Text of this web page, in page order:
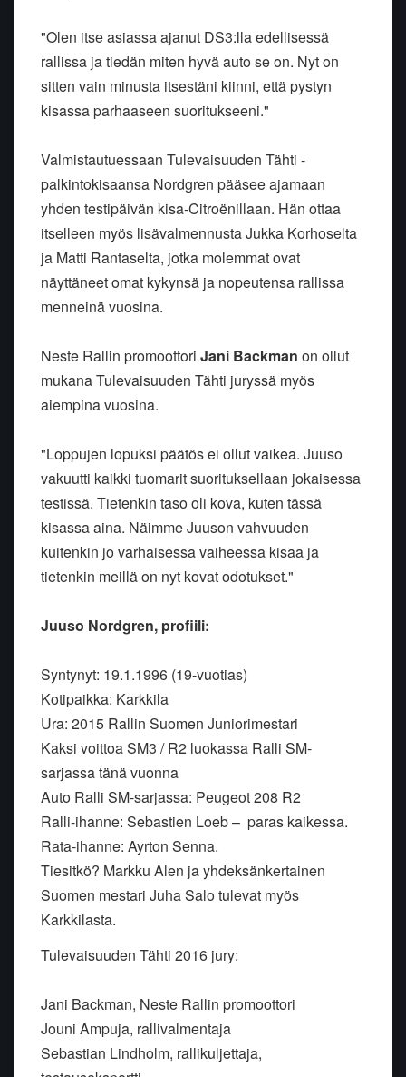
"Olen itse asiassa ajanut DS3:lla edellisessä
rallissa ja tiedän miten hyvä auto se on. Nyt on
sitten vain minusta itsestäni kiinni, että pystyn
kisassa parhaaseen suoritukseeni."
Valmistautuessaan Tulevaisuuden Tähti -
palkintokisaansa Nordgren pääsee ajamaan
yhden testipäivän kisa-Citroënillaan. Hän ottaa
itselleen myös lisävalmennusta Jukka Korhoselta
ja Matti Rantaselta, jotka molemmat ovat
näyttäneet omat kykynsä ja nopeutensa rallissa
menneinä vuosina.
Neste Rallin promoottori Jani Backman on ollut
mukana Tulevaisuuden Tähti juryssä myös
aiempina vuosina.
"Loppujen lopuksi päätös ei ollut vaikea. Juuso
vakuutti kaikki tuomarit suorituksellaan jokaisessa
testissä. Tietenkin taso oli kova, kuten tässä
kisassa aina. Näimme Juuson vahvuuden
kuitenkin jo varhaisessa vaiheessa kisaa ja
tietenkin meillä on nyt kovat odotukset."
Juuso Nordgren, profiili:
Syntynyt: 19.1.1996 (19-vuotias)
Kotipaikka: Karkkila
Ura: 2015 Rallin Suomen Juniorimestari
Kaksi voittoa SM3 / R2 luokassa Ralli SM-
sarjassa tänä vuonna
Auto Ralli SM-sarjassa: Peugeot 208 R2
Ralli-ihanne: Sebastien Loeb – paras kaikessa.
Rata-ihanne: Ayrton Senna.
Tiesitkö? Markku Alen ja yhdeksänkertainen
Suomen mestari Juha Salo tulevat myös
Karkkilasta.
Tulevaisuuden Tähti 2016 jury:
Jani Backman, Neste Rallin promoottori
Jouni Ampuja, rallivalmentaja
Sebastian Lindholm, rallikuljettaja,